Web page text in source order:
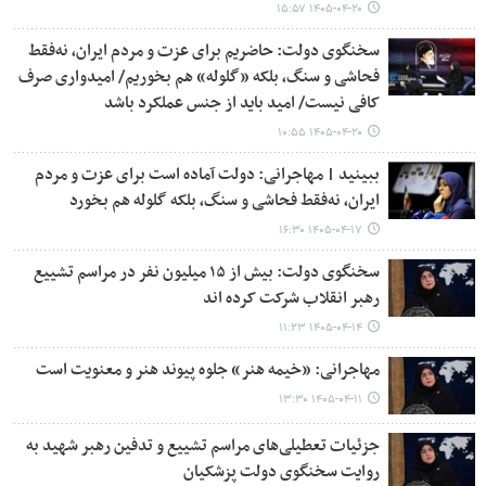
۱۴۰۵-۰۴-۲۰ ۱۵:۵۷
سخنگوی دولت: حاضریم برای عزت و مردم ایران، نه‌فقط
فحاشی و سنگ، بلکه «گلوله» هم بخوریم/ امیدواری صرف
کافی نیست/ امید باید از جنس عملکرد باشد
۱۴۰۵-۰۴-۲۰ ۱۰:۵۵
ببینید | مهاجرانی: دولت آماده است برای عزت و مردم
ایران، نه‌فقط فحاشی و سنگ، بلکه گلوله هم بخورد
۱۴۰۵-۰۴-۱۷ ۱۶:۳۰
سخنگوی دولت: بیش از ۱۵ میلیون نفر در مراسم تشییع
رهبر انقلاب شرکت کرده اند
۱۴۰۵-۰۴-۱۴ ۱۱:۲۳
مهاجرانی: «خیمه هنر» جلوه پیوند هنر و معنویت است
۱۴۰۵-۰۴-۱۱ ۱۳:۳۰
جزئیات تعطیلی‌های مراسم تشییع و تدفین رهبر شهید به
روایت سخنگوی دولت پزشکیان